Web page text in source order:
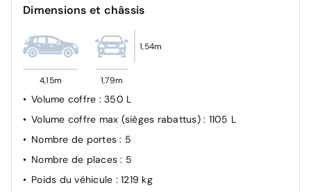
Kit anti-crevaison
Dimensions et châssis
4,15m 1,79m
1,54m
Volume coffre : 350 L
Volume coffre max (sièges rabattus) : 1105 L
Nombre de portes: 5
Nombre de places: 5
Poids du véhicule : 1219 kg